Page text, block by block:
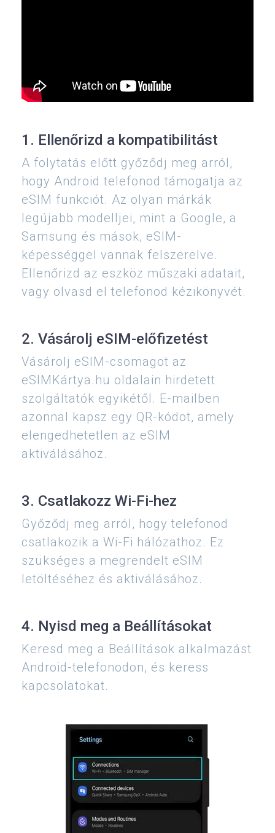
1. Ellenőrizd a kompatibilitást
A folytatás előtt győződj meg arról,
hogy Android telefonod támogatja az
eSIM funkciót. Az olyan márkák
legújabb modelljei, mint a Google, a
Samsung és mások, eSIM-
képességgel vannak felszerelve.
Ellenőrizd az eszköz műszaki adatait,
vagy olvasd el telefonod kézikönyvét.
2. Vásárolj eSIM-előfizetést
Vásárolj eSIM-csomagot az
eSIMKártya.hu oldalain hirdetett
szolgáltatók egyikétől. E-mailben
azonnal kapsz egy QR-kódot, amely
elengedhetetlen az eSIM
aktiválásához.
3. Csatlakozz Wi-Fi-hez
Győződj meg arról, hogy telefonod
csatlakozik a Wi-Fi hálózathoz. Ez
szükséges a megrendelt eSIM
letöltéséhez és aktiválásához.
4. Nyisd meg a Beállításokat
Keresd meg a Beállítások alkalmazást
Android-telefonodon, és keress
kapcsolatokat.